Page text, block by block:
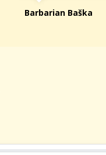
Barbarian Baška